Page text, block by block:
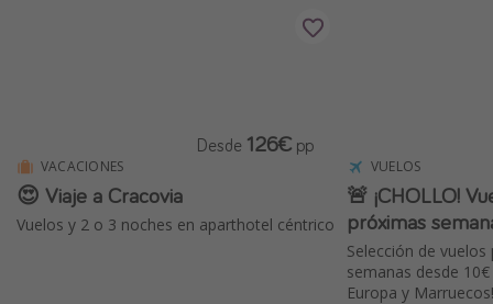
VACACIONES
😍 Viaje a Cracovia
Vuelos y 2 o 3 noches en aparthotel céntrico
Desde 126€ pp
VUELOS
🚨 ¡CHOLLO!
próximas
Selección de
semanas desde
Europa y